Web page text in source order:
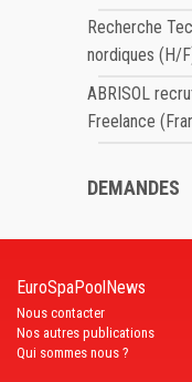
Recherche
nordiques (H/
ABRISOL
Freelance
DEMANDES
EuroSpaPoolNews
Nous contacter
Nos autres publications
Qui sommes nous ?